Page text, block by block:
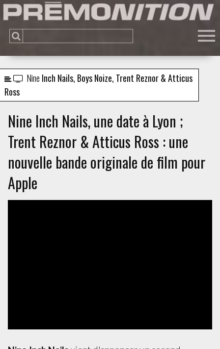
Nine Inch Nails, Boys Noize, Trent Reznor & Atticus
Ross
Nine Inch Nails, une date à Lyon ;
Trent Reznor & Atticus Ross : une
nouvelle bande originale de film pour
Apple